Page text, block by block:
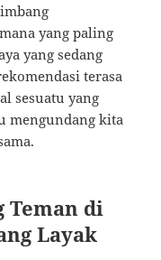
yang paling
yang sedang
terasa
sesuatu yang
mengundang kita
Teman di
Layak